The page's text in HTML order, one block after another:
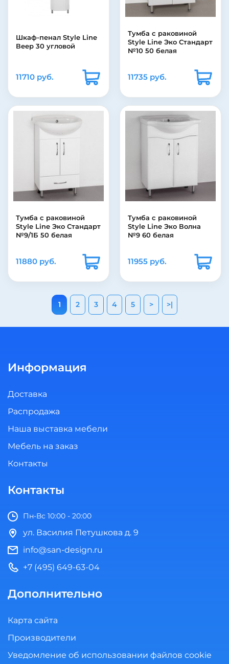
Шкаф-пенал Style Line
Веер 30 угловой
11710 руб.
Тумба с раковиной
Style Line Эко Стандарт
№10 50 белая
11735 руб.
Тумба с раковиной
Style Line Эко Стандарт
№9/1Б 50 белая
11880 руб.
Тумба с раковиной
Style Line Эко Волна
№9 60 белая
11955 руб.
1 2 3 4 5 > >|
Информация
Доставка
Распродажа
Наша выставка мебели
Мебель на заказ
Контакты
Контакты
Пн-Вс 10:00 - 20:00
ул. Василия Петушкова д. 9
info@san-design.ru
+7 (495) 649-63-04
Дополнительно
Карта сайта
Производители
Уведомление об использовании файлов cookie